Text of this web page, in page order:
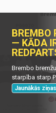
BREMBO
— KĀDA
Brembo
starpība starp
Jaunākās ziņas